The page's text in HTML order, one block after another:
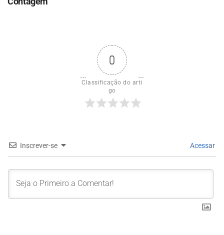
0
Classificação do arti
go
Inscrever-se Acessar